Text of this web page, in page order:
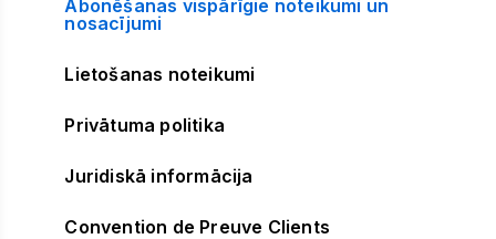
Abonēšanas vispārīgie noteikumi un
nosacījumi
Lietošanas noteikumi
Privātuma politika
Juridiskā informācija
Convention de Preuve Clients